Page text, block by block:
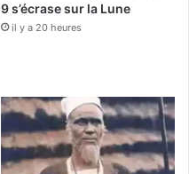
9 s’écrase sur la Lune
il y a 20 heures